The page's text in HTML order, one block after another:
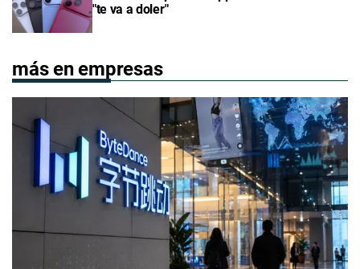
"te va a doler"
más en empresas